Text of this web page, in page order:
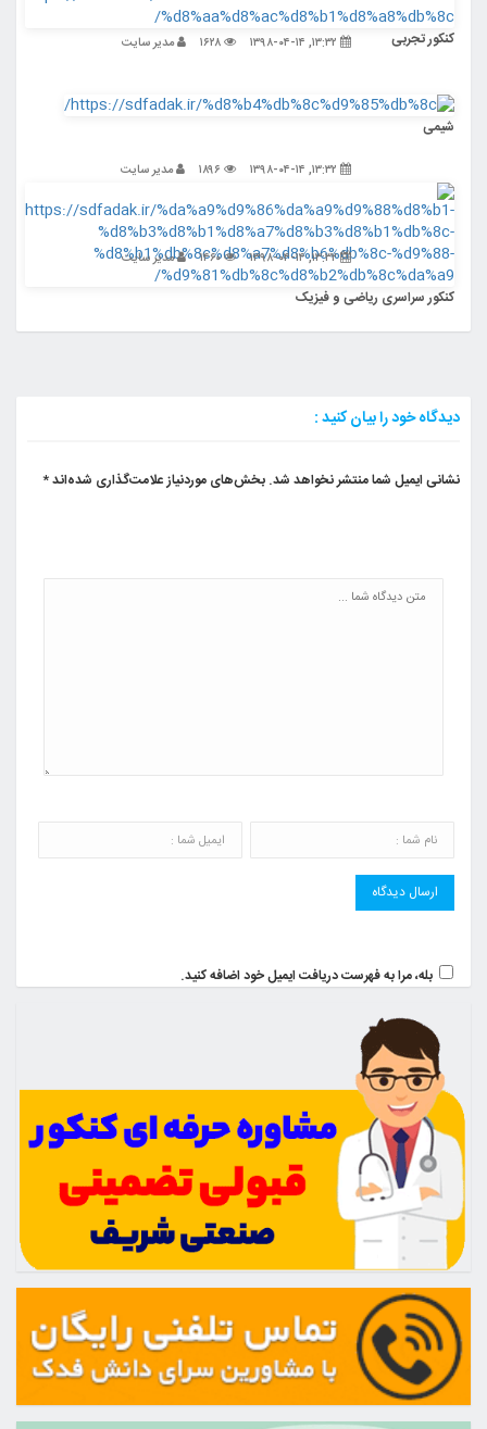
کنکور تجربی مدیر سایت
شیمی
مدیر سایت
کنکور سراسری ریاضی و فیزیک
۱۳:۳۲, ۱۳۹۸-۰۴-۱۴ ۱۴۶۰ مدیر سایت
دیدگاه خود را بیان کنید :
نشانی ایمیل شما منتشر نخواهد شد. بخش‌های موردنیاز علامت‌گذاری شده‌اند*
بله، مرا به فهرست دریافت ایمیل خود اضافه کنید.